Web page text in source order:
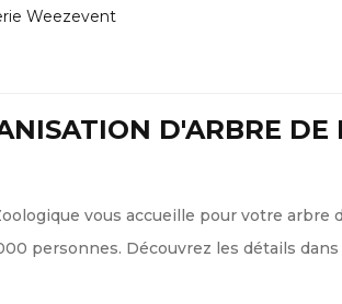
Weezevent
D'ARBRE DE
vous accueille pour votre
personnes. Découvrez les détails dans